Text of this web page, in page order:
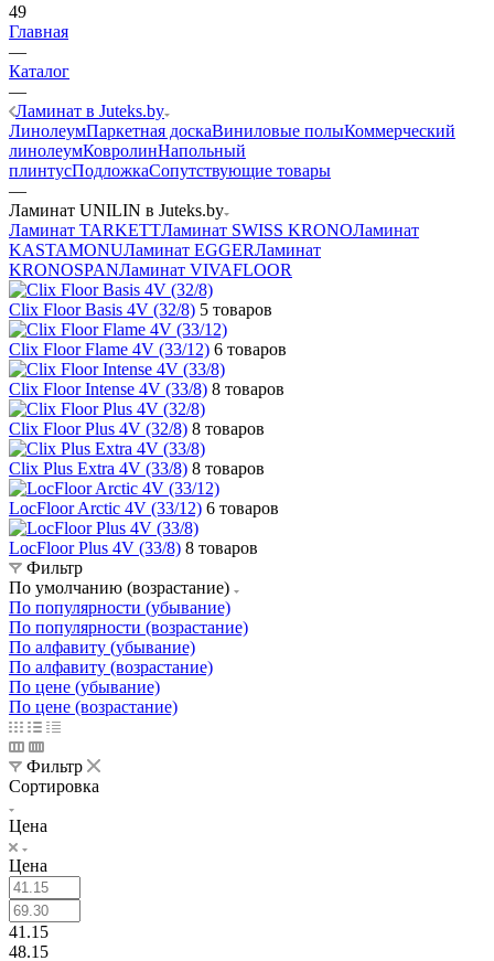
49
Главная
—
Каталог
—
Ламинат в Juteks.by
ЛинолеумПаркетная доскаВиниловые полыКоммерческий
линолеумКовролинНапольный
плинтусПодложкаСопутствующие товары
—
Ламинат UNILIN в Juteks.by
Ламинат TARKETTЛаминат SWISS KRONOЛаминат
KASTAMONUЛаминат EGGERЛаминат
KRONOSPANЛаминат VIVAFLOOR
Clix Floor Basis 4V (32/8) 5 товаров
Clix Floor Flame 4V (33/12) 6 товаров
Clix Floor Intense 4V (33/8) 8 товаров
Clix Floor Plus 4V (32/8) 8 товаров
Clix Plus Extra 4V (33/8) 8 товаров
LocFloor Arctic 4V (33/12) 6 товаров
LocFloor Plus 4V (33/8) 8 товаров
Фильтр
По умолчанию (возрастание)
По популярности (убывание)
По популярности (возрастание)
По алфавиту (убывание)
По алфавиту (возрастание)
По цене (убывание)
По цене (возрастание)
Фильтр
Сортировка
Цена
Цена
41.15
48.15